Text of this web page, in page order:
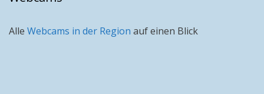
Alle Webcams in der Region auf einen Blick